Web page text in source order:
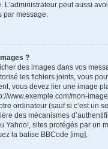
L’administrateur peut aussi
par message.
?
des images dans vos
les fichiers joints, vous
vous devez lier une image
www.exemple.com/mon-
ordinateur (sauf si c’est un
des mécanismes
Yahoo!, sites protégés par un
la balise BBCode [img].